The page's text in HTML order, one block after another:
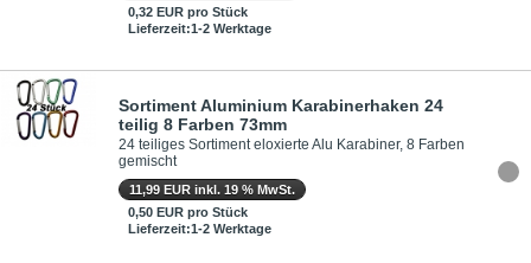
0,32 EUR pro Stück
Lieferzeit:1-2 Werktage
Sortiment Aluminium Karabinerhaken 24
teilig 8 Farben 73mm
24 teiliges Sortiment eloxierte Alu Karabiner, 8 Farben
gemischt
11,99 EUR inkl. 19 % MwSt.
0,50 EUR pro Stück
Lieferzeit:1-2 Werktage